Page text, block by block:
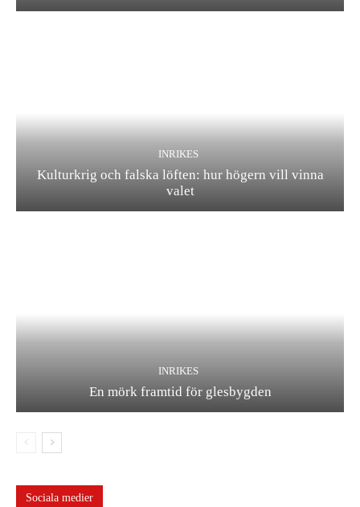
INRIKES
Kulturkrig och falska löften: hur högern vill vinna
valet
INRIKES
En mörk framtid för glesbygden
Sociala medier